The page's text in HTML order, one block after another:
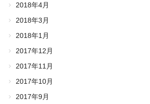
2018年4月
2018年3月
2018年1月
2017年12月
2017年11月
2017年10月
2017年9月